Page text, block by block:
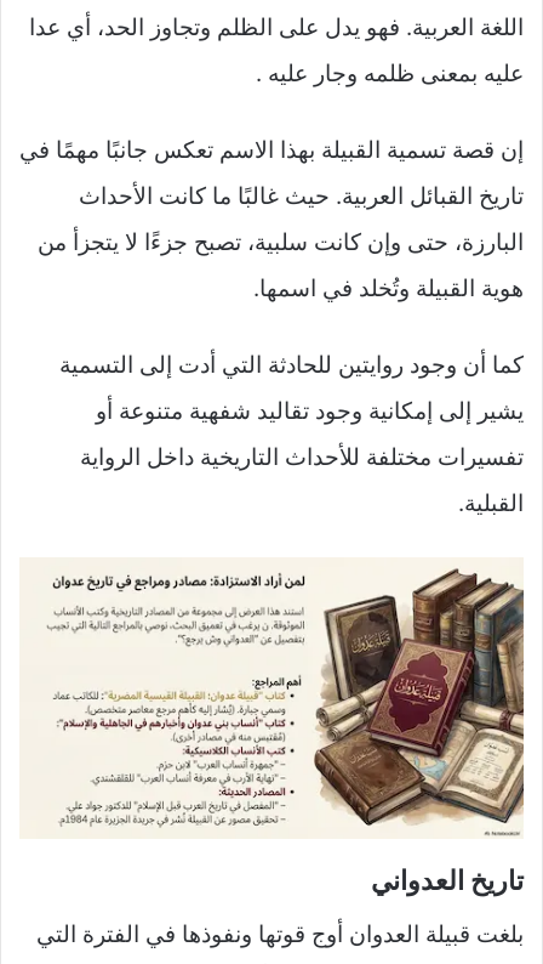
اللغة العربية. فهو يدل على الظلم وتجاوز الحد، أي عدا
عليه بمعنى ظلمه وجار عليه .
إن قصة تسمية القبيلة بهذا الاسم تعكس جانبًا مهمًا في
تاريخ القبائل العربية. حيث غالبًا ما كانت الأحداث
البارزة، حتى وإن كانت سلبية، تصبح جزءًا لا يتجزأ من
هوية القبيلة وتُخلد في اسمها.
كما أن وجود روايتين للحادثة التي أدت إلى التسمية
يشير إلى إمكانية وجود تقاليد شفهية متنوعة أو
تفسيرات مختلفة للأحداث التاريخية داخل الرواية
القبلية.
تاريخ العدواني
بلغت قبيلة العدوان أوج قوتها ونفوذها في الفترة التي